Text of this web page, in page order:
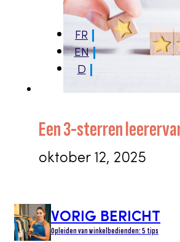
FR
EN
D
Een 3-sterren
oktober 12, 2025
VORIG BERICHT
Opleiden van winkelbedienden: 5 tips